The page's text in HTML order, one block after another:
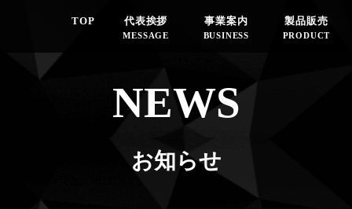
TOP 代表挨拶
MESSAGE
事業案内
BUSINESS
製品販売
PRODUCT
NEWS
お知らせ